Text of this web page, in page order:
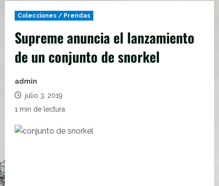
Colecciones / Prendas
Supreme anuncia el lanzamiento
de un conjunto de snorkel
admin
julio 3, 2019
1 min de lectura